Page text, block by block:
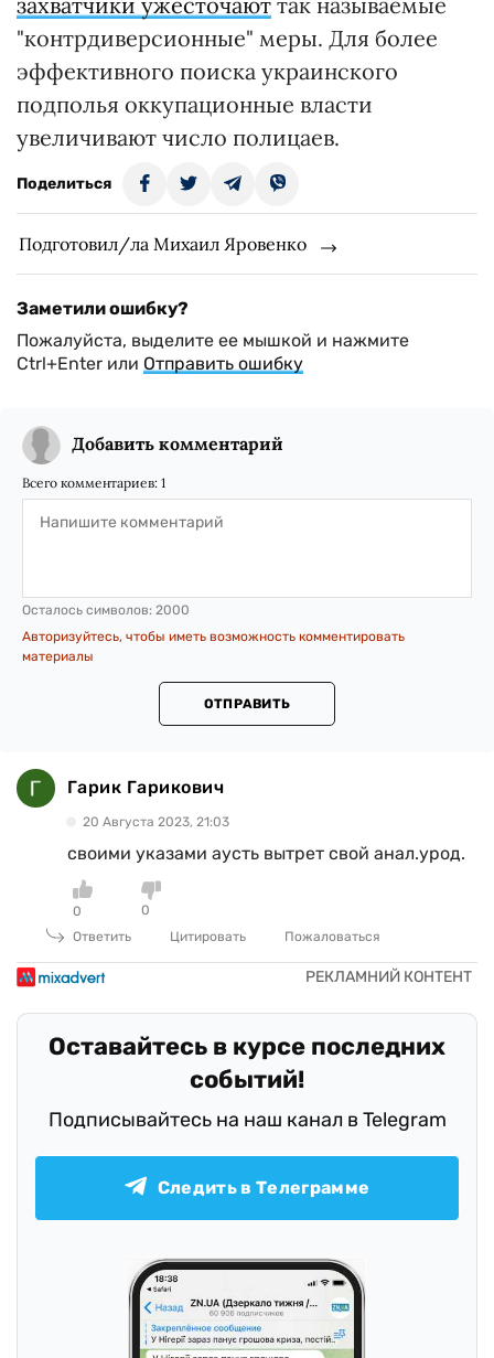
"контрдиверсионные" меры. Для более
эффективного поиска украинского
подполья оккупационные власти
увеличивают число полицаев.
Поделиться
Подготовил/ла Михаил Яровенко
Заметили ошибку?
Пожалуйста, выделите ее мышкой и нажмите
Ctrl+Enter или Отправить ошибку
Добавить комментарий
Всего комментариев: 1
Осталось символов: 2000
Авторизуйтесь, чтобы иметь возможность комментировать
материалы
ОТПРАВИТЬ
Гарик Гарикович
20 Августа 2023, 21:03
своими указами аусть вытрет свой анал.урод.
0
0
Ответить
Цитировать Пожаловаться
Оставайтесь в курсе последних
событий!
Подписывайтесь на наш канал в Telegram
Следить в Телеграмме